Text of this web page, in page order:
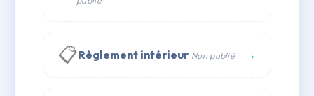
📋Règlement intérieur Non publié →